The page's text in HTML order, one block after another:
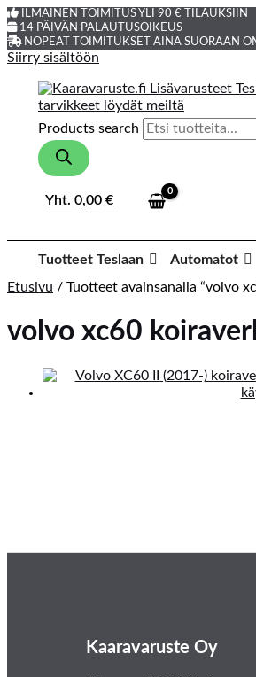
ILMAINEN TOIMITUS YLI 90 € TILAUKSIIN
14 PÄIVÄN PALAUTUSOIKEUS
NOPEAT TOIMITUKSET AINA SUORAAN
Siirry sisältöön
Products search
Yht.0,00€
Tuotteet Teslaan Automatot
Etusivu / Tuotteet avainsanalla “volvo
volvo xc60
Kaaravaruste Oy